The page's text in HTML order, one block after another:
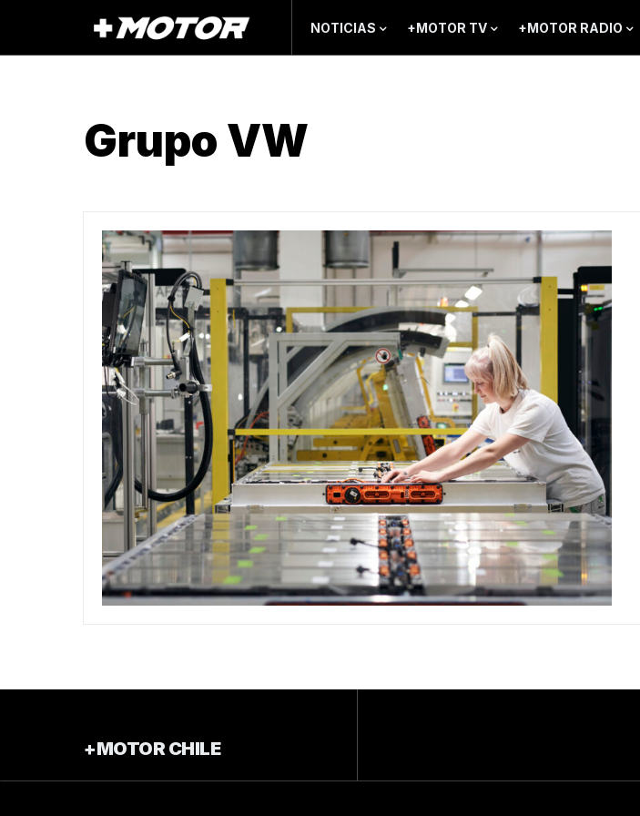
NOTICIAS +MOTOR TV +MOTOR RADIO
Grupo VW
+MOTOR CHILE